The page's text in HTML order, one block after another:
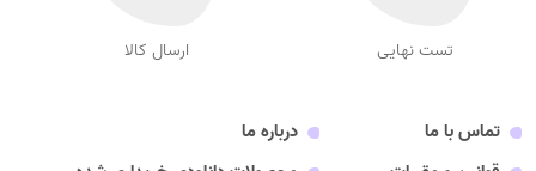
تست نهایی ارسال کالا
تماس با ما
درباره ما